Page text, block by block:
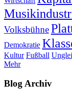
Volksbühne
Demokratie
Kultur Fußball
Mehr
Blog Archiv